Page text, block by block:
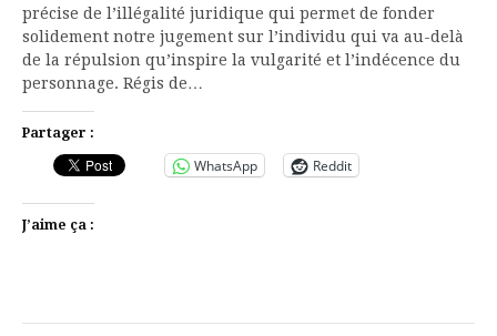
précise de l’illégalité juridique qui permet de fonder
solidement notre jugement sur l’individu qui va au-delà
de la répulsion qu’inspire la vulgarité et l’indécence du
personnage. Régis de…
Partager :
WhatsApp Reddit
J’aime ça :